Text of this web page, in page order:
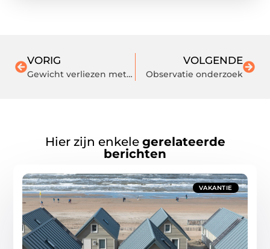
VORIG
Gewicht verliezen met een hulpmiddel
VOLGENDE
Observatie onderzoek
Hier zijn enkele gerelateerde
berichten
VAKANTIE